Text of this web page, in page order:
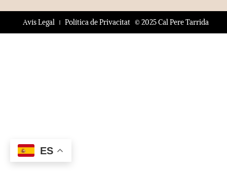
© 2025 Cal Pere Tarrida
Avís Legal Política de Privacitat
ES